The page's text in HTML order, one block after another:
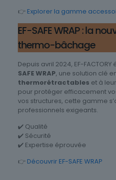
👉 Explorer la gamme
EF-SAFE WRAP : la
thermo-bâchage
Depuis avril 2024, EF-
SAFE WRAP, une solution clé
thermorétractables et à
pour protéger efficacement
vos structures, cette gamme
professionnels exigeants.
✔️ Qualité
✔️ Sécurité
✔️ Expertise éprouvée
👉 Découvrir EF-SAFE WRAP